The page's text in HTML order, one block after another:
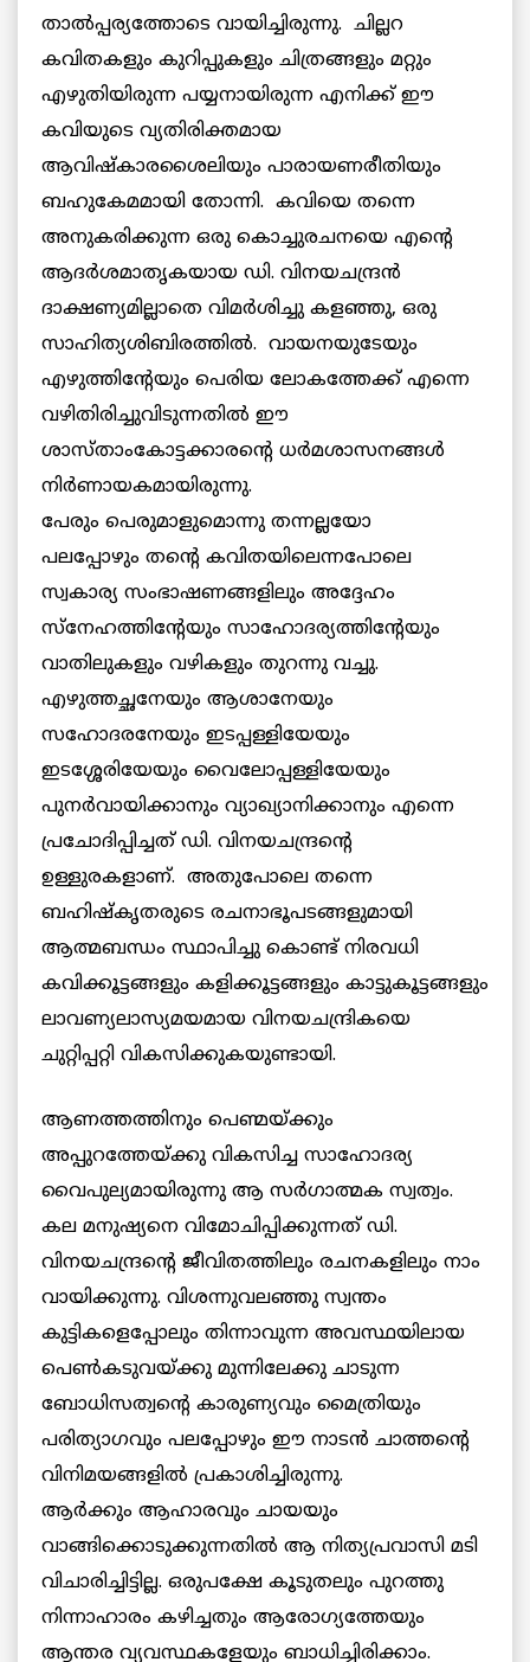
താല്‍പ്പര്യത്തോടെ വായിച്ചിരുന്നു. ചില്ലറ
കവിതകളും കുറിപ്പുകളും ചിത്രങ്ങളും മറ്റും
എഴുതിയിരുന്ന പയ്യനായിരുന്ന എനിക്ക് ഈ
കവിയുടെ വ്യതിരിക്തമായ
ആവിഷ്കാരശൈലിയും പാരായണരീതിയും
ബഹുകേമമായി തോന്നി. കവിയെ തന്നെ
അനുകരിക്കുന്ന ഒരു കൊച്ചുരചനയെ എന്റെ
ആദര്‍ശമാതൃകയായ ഡി. വിനയചന്ദ്രന്‍
ദാക്ഷണ്യമില്ലാതെ വിമര്‍ശിച്ചു കളഞ്ഞു, ഒരു
സാഹിത്യശിബിരത്തില്‍. വായനയുടേയും
എഴുത്തിന്റേയും പെരിയ ലോകത്തേക്ക് എന്നെ
വഴിതിരിച്ചുവിടുന്നതില്‍ ഈ
ശാസ്താംകോട്ടക്കാരന്റെ ധര്‍മശാസനങ്ങള്‍
നിര്‍ണായകമായിരുന്നു.
പേരും പെരുമാളുമൊന്നു തന്നല്ലയോ
പലപ്പോഴും തന്റെ കവിതയിലെന്നപോലെ
സ്വകാര്യ സംഭാഷണങ്ങളിലും അദ്ദേഹം
സ്നേഹത്തിന്റേയും സാഹോദര്യത്തിന്റേയും
വാതിലുകളും വഴികളും തുറന്നു വച്ചു.
എഴുത്തച്ഛനേയും ആശാനേയും
സഹോദരനേയും ഇടപ്പള്ളിയേയും
ഇടശ്ശേരിയേയും വൈലോപ്പള്ളിയേയും
പുനര്‍വായിക്കാനും വ്യാഖ്യാനിക്കാനും എന്നെ
പ്രചോദിപ്പിച്ചത് ഡി. വിനയചന്ദ്രന്റെ
ഉള്ളുരകളാണ്. അതുപോലെ തന്നെ
ബഹിഷ്കൃതരുടെ രചനാഭൂപടങ്ങളുമായി
ആത്മബന്ധം സ്ഥാപിച്ചു കൊണ്ട് നിരവധി
കവിക്കൂട്ടങ്ങളും കളിക്കൂട്ടങ്ങളും കാട്ടുകൂട്ടങ്ങളും
ലാവണ്യലാസ്യമയമായ വിനയചന്ദ്രികയെ
ചുറ്റിപ്പറ്റി വികസിക്കുകയുണ്ടായി.
ആണത്തത്തിനും പെണ്മയ്ക്കും
അപ്പുറത്തേയ്ക്കു വികസിച്ച സാഹോദര്യ
വൈപുല്യമായിരുന്നു ആ സര്‍ഗാത്മക സ്വത്വം.
കല മനുഷ്യനെ വിമോചിപ്പിക്കുന്നത് ഡി.
വിനയചന്ദ്രന്റെ ജീവിതത്തിലും രചനകളിലും നാം
വായിക്കുന്നു. വിശന്നുവലഞ്ഞു സ്വന്തം
കുട്ടികളെപ്പോലും തിന്നാവുന്ന അവസ്ഥയിലായ
പെണ്‍കടുവയ്ക്കു മുന്നിലേക്കു ചാടുന്ന
ബോധിസത്വന്റെ കാരുണ്യവും മൈത്രിയും
പരിത്യാഗവും പലപ്പോഴും ഈ നാടന്‍ ചാത്തന്റെ
വിനിമയങ്ങളില്‍ പ്രകാശിച്ചിരുന്നു.
ആര്‍ക്കും ആഹാരവും ചായയും
വാങ്ങിക്കൊടുക്കുന്നതില്‍ ആ നിത്യപ്രവാസി മടി
വിചാരിച്ചിട്ടില്ല. ഒരുപക്ഷേ കൂടുതലും പുറത്തു
നിന്നാഹാരം കഴിച്ചതും ആരോഗ്യത്തേയും
ആന്തര വ്യവസ്ഥകളേയും ബാധിച്ചിരിക്കാം.